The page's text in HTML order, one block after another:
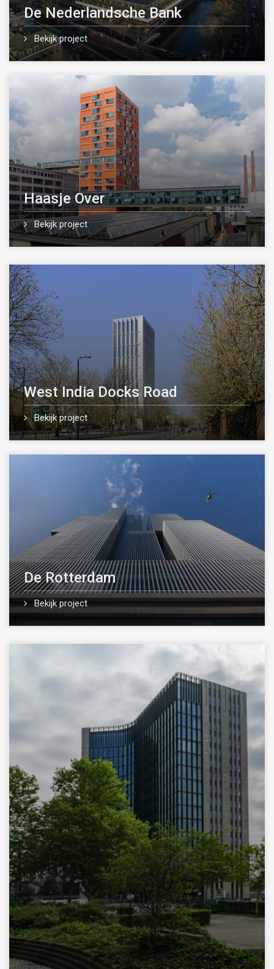
De Nederlandsche Bank
Bekijk project
Haasje Over
Bekijk project
West India Docks Road
Bekijk project
De Rotterdam
Bekijk project